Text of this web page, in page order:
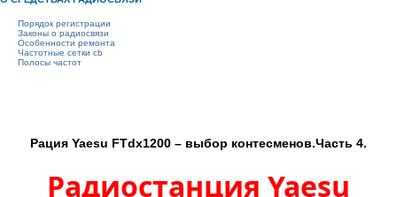
Порядок регистрации
Законы о радиосвязи
Особенности ремонта
Частотные сетки cb
Полосы частот
Рация Yaesu FTdx1200 – выбор контесменов.Часть 4.
Радиостанция Yaesu